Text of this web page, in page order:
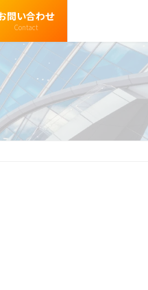
問い合わせ
Contact